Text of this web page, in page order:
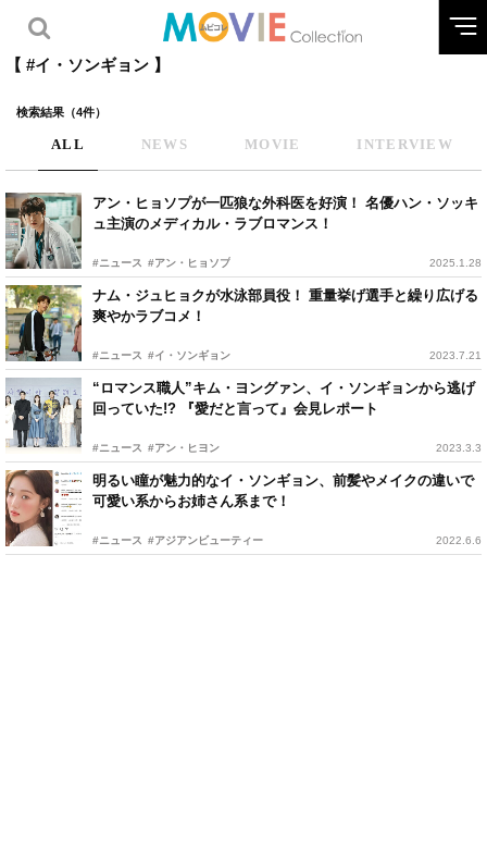
【 #イ・ソンギョン 】
検索結果（4件）
ALL NEWS MOVIE INTERVIEW
アン・ヒョソプが一匹狼な外科医を好演！ 名優ハン・ソッキ
ュ主演のメディカル・ラブロマンス！
#ニュース #アン・ヒョソプ 2025.1.28
ナム・ジュヒョクが水泳部員役！ 重量挙げ選手と繰り広げる
爽やかラブコメ！
#ニュース #イ・ソンギョン 2023.7.21
“ロマンス職人”キム・ヨングァン、イ・ソンギョンから逃げ
回っていた!? 『愛だと言って』会見レポート
#ニュース #アン・ヒヨン 2023.3.3
明るい瞳が魅力的なイ・ソンギョン、前髪やメイクの違いで
可愛い系からお姉さん系まで！
#ニュース #アジアンビューティー 2022.6.6